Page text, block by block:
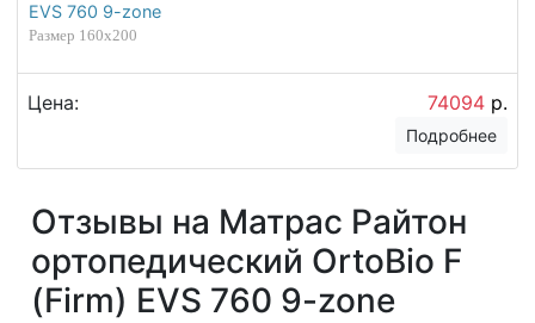
EVS 760 9-zone
Размер 160х200
Цена: 74094 р.
Подробнее
Отзывы на Матрас Райтон
ортопедический OrtoBio F
(Firm) EVS 760 9-zone